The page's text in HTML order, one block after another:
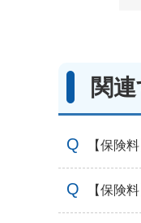
関
【保険
【保険